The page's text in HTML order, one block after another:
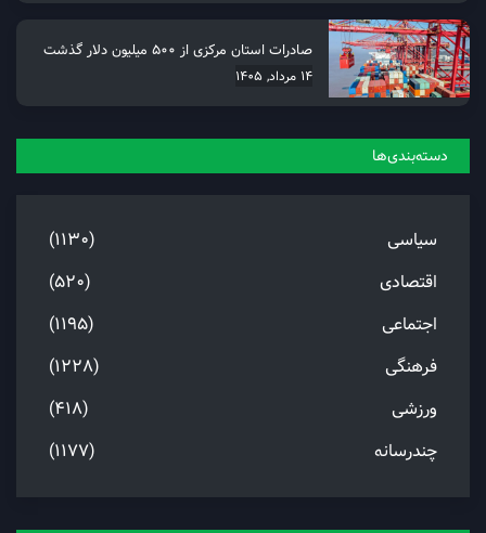
صادرات استان مرکزی از 500 میلیون دلار گذشت
14 مرداد, 1405
دسته‌بندی‌ها
سیاسی
(1130)
اقتصادی
(520)
اجتماعی
(1195)
فرهنگی
(1228)
ورزشی
(418)
چندرسانه
(1177)